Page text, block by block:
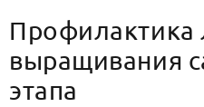
Профилактика
выращивания
этапа